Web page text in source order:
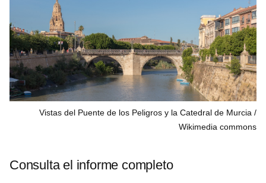
Vistas del Puente de los Peligros y la Catedral de Murcia
Wikimedia commons
Consulta el informe completo